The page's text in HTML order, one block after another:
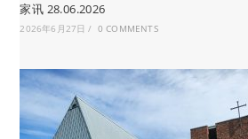
家讯 28.06.2026
2026年6月27日 / 0 COMMENTS